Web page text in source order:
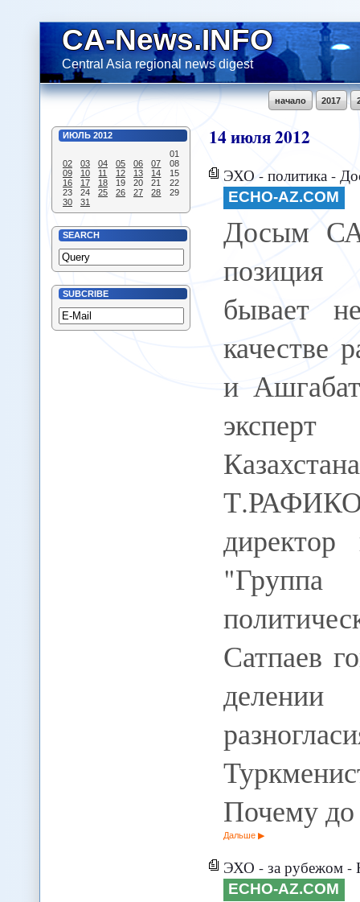
CA-News.INFO
Central Asia regional news digest
2017
начало
ИЮЛЬ 2012
01
02
03 04 05 06 07
08
09
10 11 12 13 14
15
16
17 18 19 20 21
22
23
24 25 26 27 28
29
30
31
SEARCH
SUBCRIBE
14июля2012
ЭХО - политика - Досым САТПАЕВ:
ECHO-AZ.COM
Досым
позиция
бывает
качестве
и
директор
"Группа
Сатпаев
Почему
Дальше
ЭХО - за рубежом -
ECHO-AZ.COM